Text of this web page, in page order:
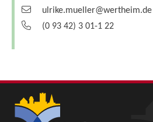
ulrike.mueller@wertheim.de
(0 93 42) 3 01-1 22